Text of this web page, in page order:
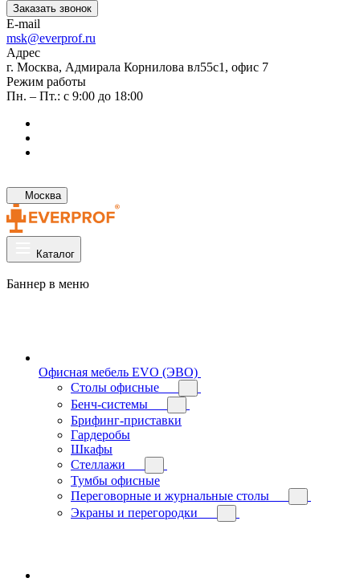
Заказать звонок
E-mail
msk@everprof.ru
Адрес
г. Москва, Адмирала Корнилова вл55с1, офис 7
Режим работы
Пн. – Пт.: с 9:00 до 18:00
Москва
Каталог
Баннер в меню
Офисная мебель EVO (ЭВО)
Cтолы офисные
Бенч-системы
Брифинг-приставки
Гардеробы
Шкафы
Стеллажи
Тумбы офисные
Переговорные и журнальные столы
Экраны и перегородки